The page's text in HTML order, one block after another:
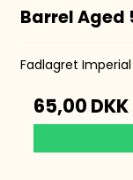
Barrel Aged
Fadlagret
65,00 DKK